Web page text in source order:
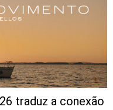
traduz a conexão